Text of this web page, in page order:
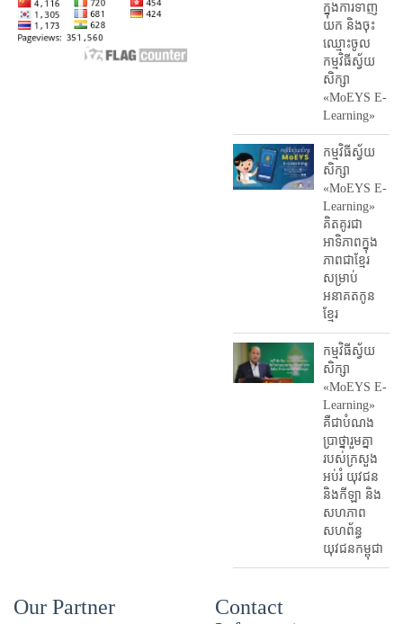
ក្នុងការ​ទាញ​
យក និង​ចុះ​
ឈ្មោះ​ចូល​
កម្មវិធី​ស្វ័យ
សិក្សា
«MoEYS E-
Learning»
កម្មវិធីស្វ័យ
សិក្សា
«MoEYS E-
Learning»
គិតគូរជា
អាទិភាពក្នុង
ភាពជាខ្មែរ
សម្រាប់
អនាគតកូន
ខ្មែរ
កម្មវិធីស្វ័យ
សិក្សា
«MoEYS E-
Learning»
គឺជាបំណង
ប្រាថ្នារួមគ្នា
របស់ក្រសួង
អប់រំ​ យុវជន
និងកីឡា និង
សហភាព
សហព័ន្ធ
យុវជនកម្ពុជា
Our Partner
Contact